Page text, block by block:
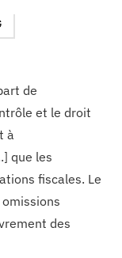
de
et le droit
à
que les
fiscales. Le
des